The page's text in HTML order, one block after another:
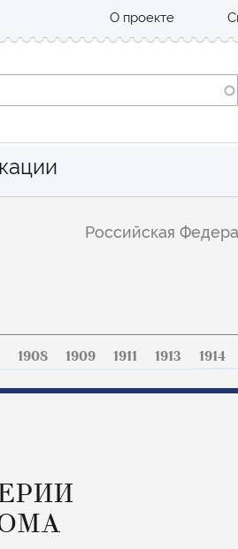
О проекте
Российская
1908 1909 1911 1913 1914